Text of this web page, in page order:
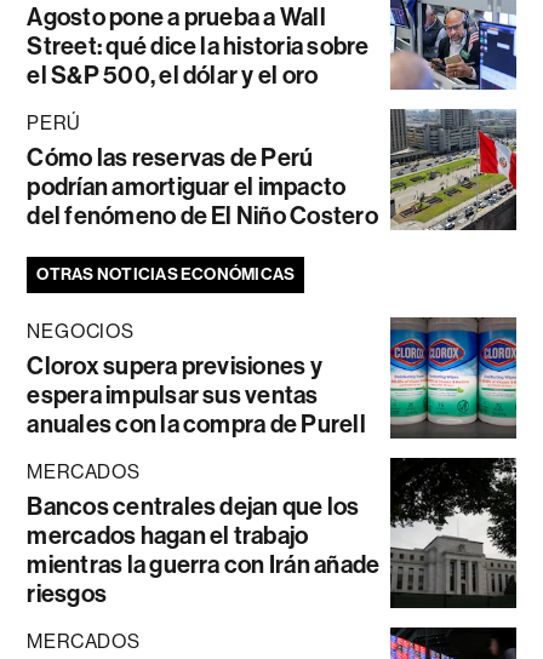
Agosto pone a prueba a Wall
Street: qué dice la historia sobre
el S&P 500, el dólar y el oro
PERÚ
Cómo las reservas de Perú
podrían amortiguar el impacto
del fenómeno de El Niño Costero
OTRAS NOTICIAS ECONÓMICAS
NEGOCIOS
Clorox supera previsiones y
espera impulsar sus ventas
anuales con la compra de Purell
MERCADOS
Bancos centrales dejan que los
mercados hagan el trabajo
mientras la guerra con Irán añade
riesgos
MERCADOS